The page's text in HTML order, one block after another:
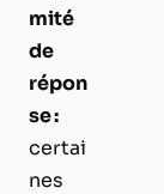
mité
de
répon
se :
certai
nes